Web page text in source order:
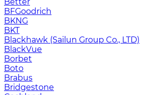
BFGoodrich
BKNG
BKT
Blackhawk (Sailun Group Co., LTD)
BlackVue
Borbet
Boto
Brabus
Bridgestone